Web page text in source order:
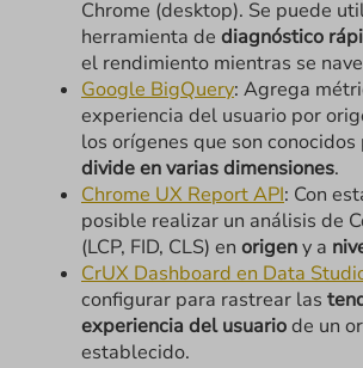
Chrome (desktop). Se puede
herramienta de diagnóstico
el rendimiento mientras se
Google BigQuery: Agrega
experiencia del usuario por
los orígenes que son
divide en varias dimensiones.
Chrome UX Report API: Con
posible realizar un análisis de
(LCP, FID, CLS) en origeny a
CrUX Dashboard en Data
configurar para rastrear las
experiencia del usuariode un
establecido.